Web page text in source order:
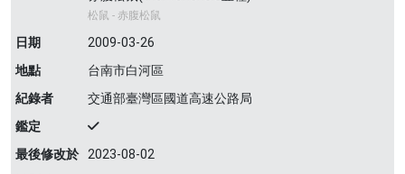
松鼠 - 赤腹松鼠
日期
2009-03-26
地點
台南市白河區
紀錄者
交通部臺灣區國道高速公路局
鑑定
最後修改於 2023-08-02